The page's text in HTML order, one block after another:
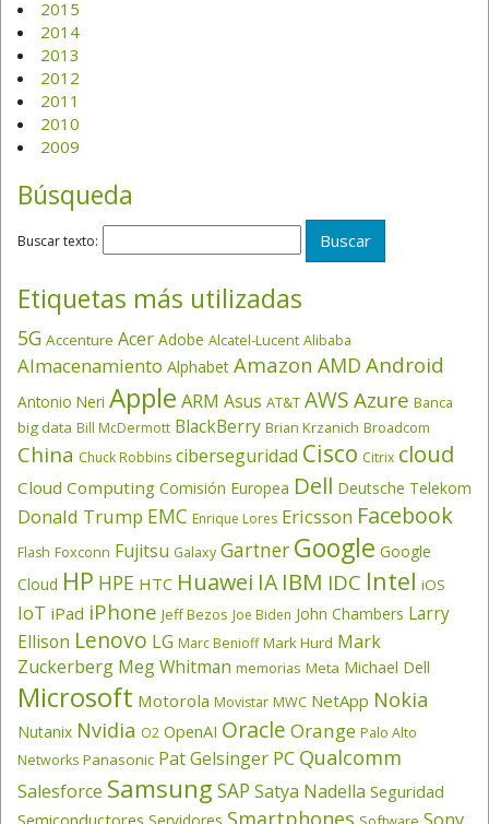
2015
2014
2013
2012
2011
2010
2009
Búsqueda
Buscar texto:
Etiquetas más utilizadas
5G Accenture Acer Adobe Alcatel-Lucent Alibaba
Almacenamiento Alphabet Amazon AMD Android
Antonio Neri Apple ARM Asus AT&T AWSAzure Banca
big data Bill McDermott BlackBerry Brian Krzanich Broadcom
China Chuck Robbins ciberseguridad Cisco Citrix cloud
Cloud Computing Comisión Europea Dell Deutsche Telekom
Donald Trump EMC Enrique Lores Ericsson Facebook
Flash Foxconn Fujitsu Galaxy Gartner Google Google
Cloud HP HPE HTC Huawei IA IBM IDC Intel iOS
IoT iPad iPhone Jeff Bezos Joe Biden John Chambers Larry
Ellison Lenovo LG Marc Benioff Mark Hurd Mark
Zuckerberg Meg Whitman memorias Meta Michael Dell
Microsoft Motorola Movistar MWC NetApp Nokia
Nutanix Nvidia O2 OpenAI Oracle Orange Palo Alto
Networks Panasonic Pat Gelsinger PC Qualcomm
Salesforce Samsung SAP Satya Nadella Seguridad
Semiconductores Servidores Smartphones Sony